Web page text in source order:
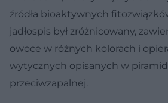
źródła bioaktywnych
jadłospis był zróżnicowany,
owoce w różnych kolorach i
wytycznych opisanych w
przeciwzapalnej.